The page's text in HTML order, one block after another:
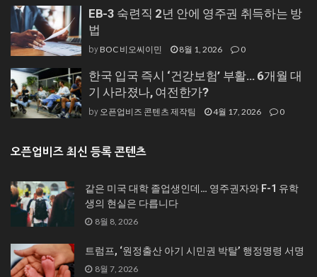
EB-3 숙련직 2년 안에 영주권 취득하는 방
법
byBOC 비오씨이민 8월 1, 2026 0
한국 입국 즉시 ‘건강보험’ 부활… 6개월 대
기 사라졌나, 여전한가?
by 오픈업비즈 콘텐츠 제작팀 4월 17, 2026 0
오픈업비즈 최신 등록 콘텐츠
같은 미국 대학 졸업생인데… 영주권자와 F-1 유학
생의 현실은 다릅니다
8월 8, 2026
트럼프, ‘원정출산 아기 시민권 박탈’ 행정명령 서명
8월 7, 2026